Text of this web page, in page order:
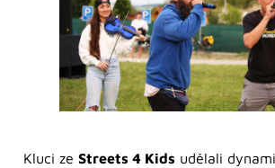
Kluci ze Streets 4 Kids udělali